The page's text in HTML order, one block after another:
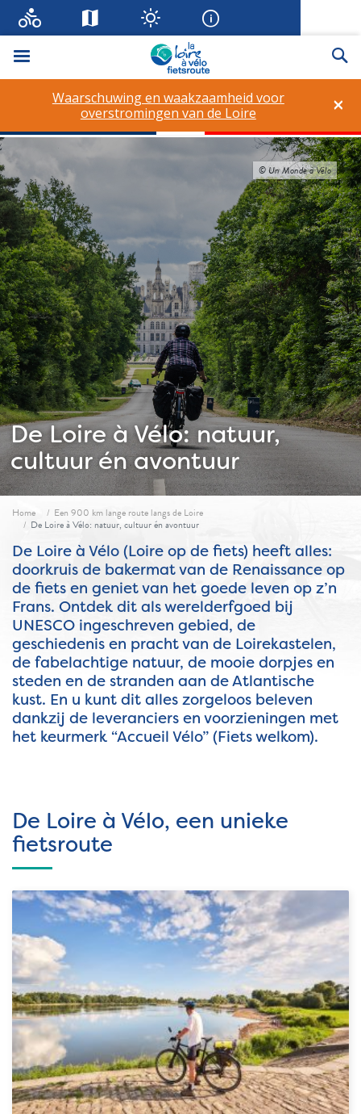
Menu
×
Waarschuwing en waakzaamheid voor
overstromingen van de Loire
De Loire à Vélo: natuur,
cultuur én avontuur
© A. Lamoureux
© Un Monde à Vélo
Fil d'ariane
Home
Een 900 km lange route langs de Loire
De Loire à Vélo: natuur, cultuur én avontuur
De Loire à Vélo (Loire op de fiets) heeft alles:
doorkruis de bakermat van de Renaissance op
de fiets en geniet van het goede leven op z’n
Frans. Ontdek dit als werelderfgoed bij
UNESCO ingeschreven gebied, de
geschiedenis en pracht van de Loirekastelen,
de fabelachtige natuur, de mooie dorpjes en
steden en de stranden aan de Atlantische
kust. En u kunt dit alles zorgeloos beleven
dankzij de leveranciers en voorzieningen met
het keurmerk “Accueil Vélo” (Fiets welkom).
De Loire à Vélo, een unieke
fietsroute